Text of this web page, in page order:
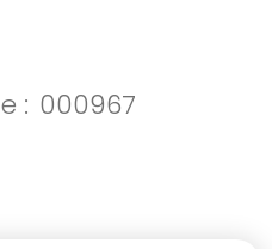
: 000967